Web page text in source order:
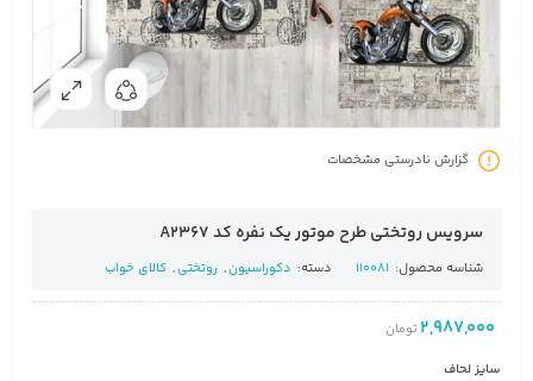
گزارش نادرستی مشخصات
سرویس روتختی طرح موتور یک نفره کد A2367
شناسه محصول: 110081 دسته: دکوراسیون, روتختی, کالای خواب
2,987,000 تومان
سایز لحاف